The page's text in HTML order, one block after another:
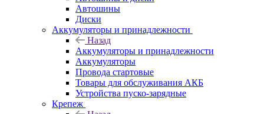
Автошины
Диски
Аккумуляторы и принадлежности
Назад
Аккумуляторы и принадлежности
Аккумуляторы
Провода стартовые
Товары для обслуживания АКБ
Устройства пуско-зарядные
Крепеж